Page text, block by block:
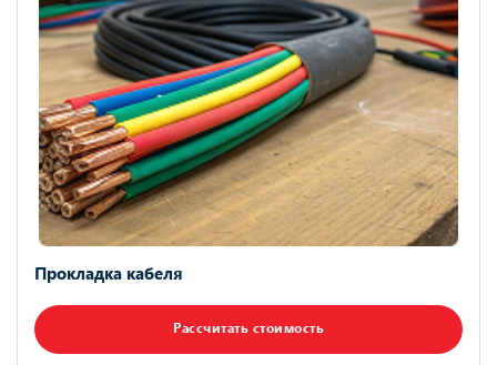
Прокладка кабеля
Рассчитать стоимость